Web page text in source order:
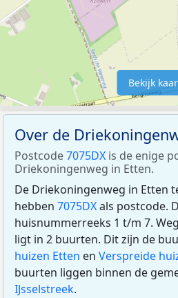
Bekijk
Over de
Postcode7075DX is de enige
Driekoningenweg in Etten.
De Driekoningenweg in Etten
hebben 7075DXals postcode.
huisnummerreeks 1 t/m 7.
ligt in 2 buurten. Dit zijn de
huizen Etten en Verspreide
buurten liggen binnen de
IJsselstreek.